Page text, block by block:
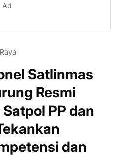
Ad
Satlinmas
Resmi
PP dan
dan